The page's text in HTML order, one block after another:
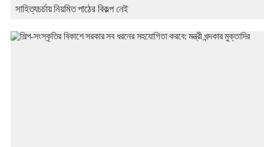
সাহিত্যচর্চায় নিয়মিত পাঠের বিকল্প নেই